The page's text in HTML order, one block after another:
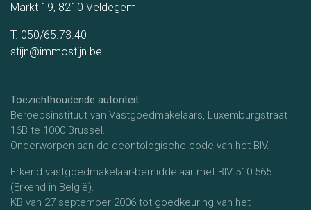
Markt 19, 8210 Veldegem
T. 050/65.73.40
stijn@immostijn.be
Toezichthoudende autoriteit
Beroepsinstituut van Vastgoedmakelaars, Luxemburgstraat
16B te 1000 Brussel.
Onderworpen aan de deontologische code van het BIV.
Erkend vastgoedmakelaar-bemiddelaar met BIV 510.565
(Erkend in België).
KB van 27 september 2006 tot goedkeuring van het